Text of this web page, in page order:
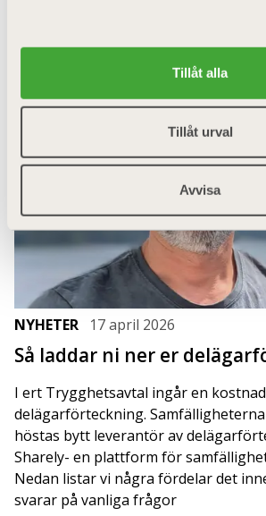
Tillåt alla
Tillåt urval
Avvisa
samfällighetsföreningar oavsiktligt
NYHETER 17 april 2026
Så laddar ni ner er
I ert Trygghetsavtal ingår en
delägarförteckning.
höstas bytt leverantör av
Sharely- en plattform för
Nedan listar vi några fördelar det
svarar på vanliga frågor